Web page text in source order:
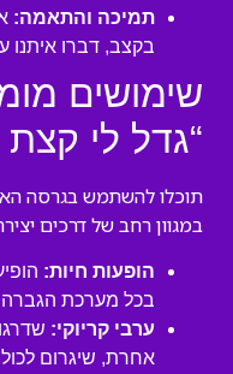
תמיכה והתאמה:
בקצב, דברו איתנו
שימושים
“גדל לי קצת
תוכלו להשתמש בגרסה
במגוון רחב של דרכים
הופעות חיות:
בכל מערכת
ערבי קריוקי:
אחרת, שיגרום